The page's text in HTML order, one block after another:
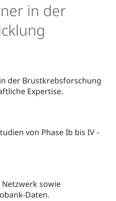
in der
der Brustkrebsforschung
Expertise.
von Phase Ib bis IV -
sowie
Daten.